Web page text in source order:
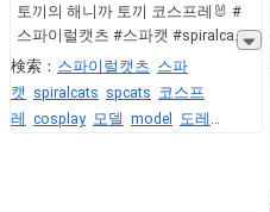
토끼의 해니까 토끼 코스프레🐰 #
스파이럴캣츠 #스파캣 #spiralca
検索： 스파이럴캣츠 스파
캣 spiralcats spcats 코스프
레 cosplay 모델 model
도레